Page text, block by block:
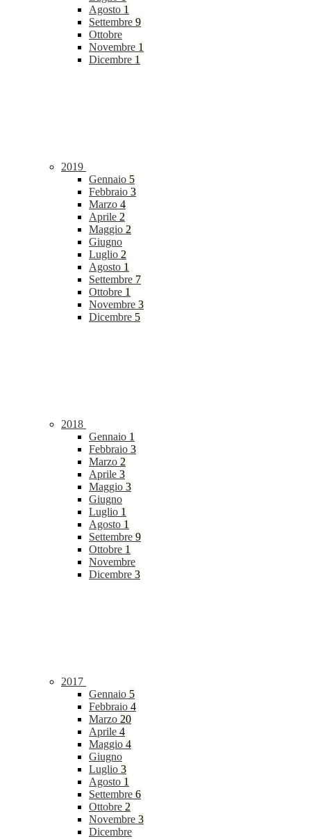
Agosto 1
Settembre 9
Ottobre
Novembre 1
Dicembre 1
2019
Gennaio 5
Febbraio 3
Marzo 4
Aprile 2
Maggio 2
Giugno
Luglio 2
Agosto 1
Settembre 7
Ottobre 1
Novembre 3
Dicembre 5
2018
Gennaio 1
Febbraio 3
Marzo 2
Aprile 3
Maggio 3
Giugno
Luglio 1
Agosto 1
Settembre 9
Ottobre 1
Novembre
Dicembre 3
2017
Gennaio 5
Febbraio 4
Marzo 20
Aprile 4
Maggio 4
Giugno
Luglio 3
Agosto 1
Settembre 6
Ottobre 2
Novembre 3
Dicembre